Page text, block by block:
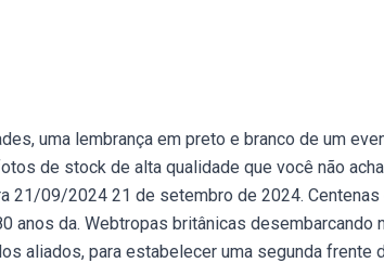
uma lembrança em preto e branco de um
de stock de alta qualidade que você não
21/09/2024 21 de setembro de 2024. Centenas
anos da. Webtropas britânicas desembarcando
aliados, para estabelecer uma segunda frente